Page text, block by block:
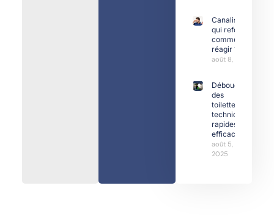
Canalisation
qui refoule :
comment
réagir ?
août 8, 2025
Déboucher
des
toilettes :
techniques
rapides et
efficaces
août 5,
2025